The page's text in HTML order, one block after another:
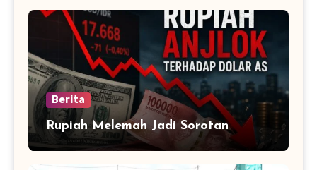
Berita
Rupiah Melemah Jadi Sorotan